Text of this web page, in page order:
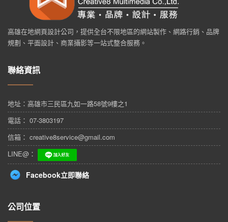
高雄在地網頁設計公司，提供全台不限地區的網站製作、網路行銷、品牌
規劃、平面設計、商業攝影等一站式整合服務。
聯絡資訊
地址： 高雄市三民區九如一路58號9樓之1
電話： 07-3803197
信箱： creative8service@gmail.com
LINE@：
Facebook立即聯絡
公司位置